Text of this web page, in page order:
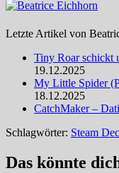
Letzte Artikel von
Tiny Roar schickt
19.12.2025
My Little Spider
18.12.2025
CatchMaker –
Schlagwörter: Steam
Das könnte